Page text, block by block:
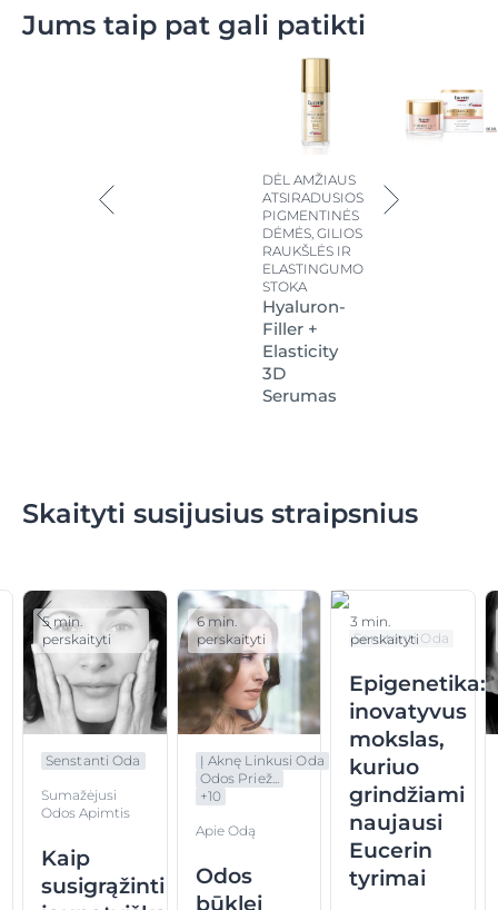
Jums taip pat gali patikti
DĖL AMŽIAUS
ATSIRADUSIOS
PIGMENTINĖS
DĖMĖS, GILIOS
RAUKŠLĖS IR
ELASTINGUMO
STOKA
Hyaluron-
Filler +
Elasticity
3D
Serumas
Skaityti susijusius straipsnius
Senstanti Oda
Sumažėjusi
Odos Apimtis
Kaip
susigrąžinti
5 min.
perskaityti
Į Aknę Linkusi Oda
Odos Priež...
+10
Apie Odą
Odos
būklei
6 min.
perskaityti
Senstanti Oda
Epigenetika:
inovatyvus
mokslas,
kuriuo
grindžiami
naujausi
Eucerin
tyrimai
3 min.
perskaityti